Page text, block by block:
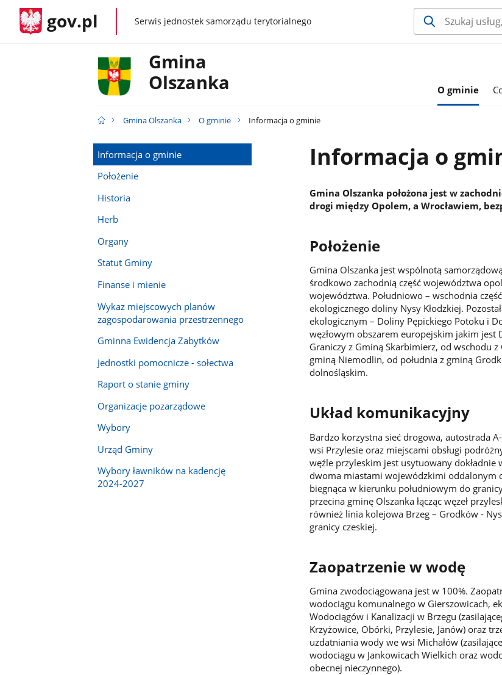
gov.pl gov.plSerwis jednostek samorządu terytorialnego
Gmina
Olszanka
O gminie
Gmina Olszanka O gminie Informacja o gminie
Informacja o gminie
Położenie
Historia
Herb
Organy
Statut Gminy
Finanse i mienie
Wykaz miejscowych planów
zagospodarowania przestrzennego
Gminna Ewidencja Zabytków
Jednostki pomocnicze - sołectwa
Raport o stanie gminy
Organizacje pozarządowe
Wybory
Urząd Gminy
Wybory ławników na kadencję
2024-2027
Informacja o
Gmina Olszanka położona jest w
drogi między Opolem, a Wrocławiem,
Położenie
Gmina Olszanka jest wspólnotą
środkowo zachodnią część województwa
województwa. Południowo – wschodnia
ekologicznego doliny Nysy Kłodzkiej.
ekologicznym – Doliny Pępickiego Potoku i
węzłowym obszarem europejskim jakim
Graniczy z Gminą Skarbimierz, od wschodu
gminą Niemodlin, od południa z gminą
dolnośląskim.
Układ komunikacyjny
Bardzo korzystna sieć drogowa, autostrada
wsi Przylesie oraz miejscami obsługi
węźle przyleskim jest usytuowany dokładnie
dwoma miastami wojewódzkimi oddalonym
biegnąca w kierunku południowym do
przecina gminę Olszanka łącząc węzeł
również linia kolejowa Brzeg – Grodków -
granicy czeskiej.
Zaopatrzenie w wodę
Gmina zwodociągowana jest w 100%.
wodociągu komunalnego w Gierszowicach,
Wodociągów i Kanalizacji w Brzegu
Krzyżowice, Obórki, Przylesie, Janów) oraz
uzdatniania wody we wsi Michałów
wodociągu w Jankowicach Wielkich oraz
obecnej nieczynnego).